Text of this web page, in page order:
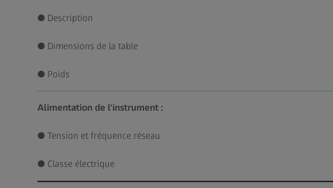
● Description
● Dimensions de la table
● Poids
Alimentation de l'instrument :
● Tension et fréquence réseau
● Classe électrique